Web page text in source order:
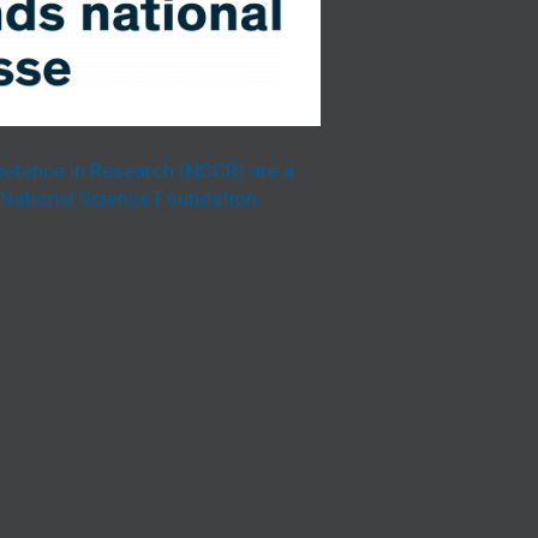
in Research (NCCR) are a
Science Foundation.